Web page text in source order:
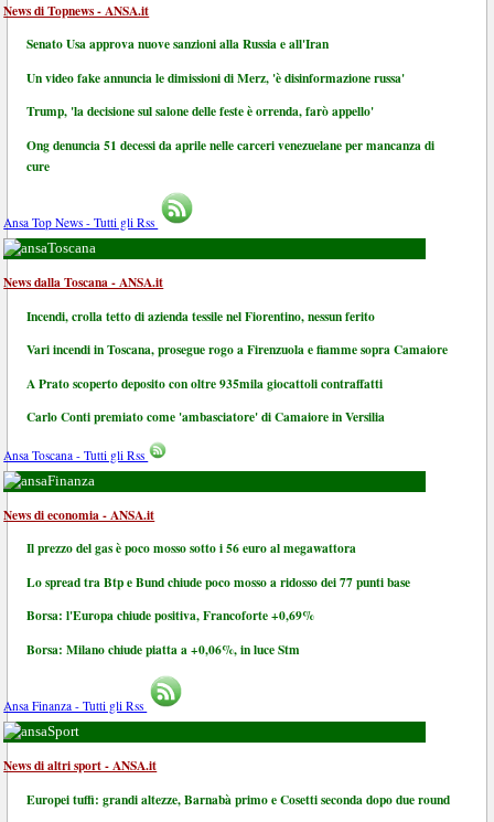
News di Topnews - ANSA.it
Senato Usa approva nuove sanzioni alla Russia e all'Iran
Un video fake annuncia le dimissioni di Merz, 'è disinformazione russa'
Trump, 'la decisione sul salone delle feste è orrenda, farò appello'
Ong denuncia 51 decessi da aprile nelle carceri venezuelane per mancanza di
cure
Ansa Top News - Tutti gli Rss
Toscana
News dalla Toscana - ANSA.it
Incendi, crolla tetto di azienda tessile nel Fiorentino, nessun ferito
Vari incendi in Toscana, prosegue rogo a Firenzuola e fiamme sopra Camaiore
A Prato scoperto deposito con oltre 935mila giocattoli contraffatti
Carlo Conti premiato come 'ambasciatore' di Camaiore in Versilia
Ansa Toscana - Tutti gli Rss
Finanza
News di economia - ANSA.it
Il prezzo del gas è poco mosso sotto i 56 euro al megawattora
Lo spread tra Btp e Bund chiude poco mosso a ridosso dei 77 punti base
Borsa: l'Europa chiude positiva, Francoforte +0,69%
Borsa: Milano chiude piatta a +0,06%, in luce Stm
Ansa Finanza - Tutti gli Rss
Sport
News di altri sport - ANSA.it
Europei tuffi: grandi altezze, Barnabà primo e Cosetti seconda dopo due round